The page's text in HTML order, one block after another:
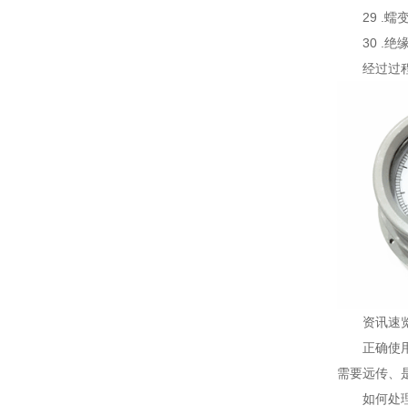
29 .蠕
30 .绝
经过过
资讯速
正确使
需要远传、
如何处